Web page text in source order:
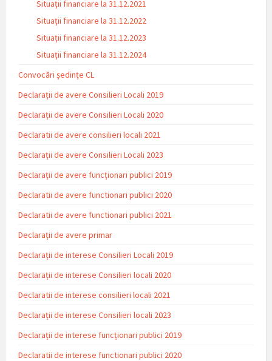
Situaţii financiare la 31.12.2021
Situaţii financiare la 31.12.2022
Situații financiare la 31.12.2023
Situaţii financiare la 31.12.2024
Convocări ședințe CL
Declarații de avere Consilieri Locali 2019
Declarații de avere Consilieri Locali 2020
Declaratii de avere consilieri locali 2021
Declarații de avere Consilieri Locali 2023
Declarații de avere funcționari publici 2019
Declaratii de avere functionari publici 2020
Declaratii de avere functionari publici 2021
Declarații de avere primar
Declarații de interese Consilieri Locali 2019
Declarații de interese Consilieri locali 2020
Declaratii de interese consilieri locali 2021
Declarații de interese Consilieri locali 2023
Declarații de interese funcționari publici 2019
Declaratii de interese functionari publici 2020